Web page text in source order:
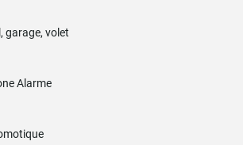
garage, volet
Alarme